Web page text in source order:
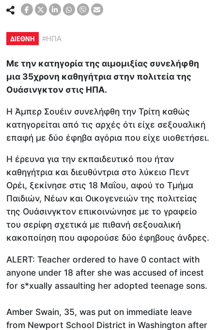
ΔΙΕΘΝΗ #ΗΠΑ
Με την κατηγορία της αιμομιξίας συνελήφθη
μια 35χρονη καθηγήτρια στην πολιτεία της
Ουάσινγκτον στις ΗΠΑ.
Η Άμπερ Σουέιν συνελήφθη την Τρίτη καθώς
κατηγορείται από τις αρχές ότι είχε σεξουαλική
επαφή με δύο έφηβα αγόρια που είχε υιοθετήσει.
Η έρευνα για την εκπαιδευτικό που ήταν
καθηγήτρια και διευθύντρια στο λύκειο Πεντ
Ορέι, ξεκίνησε στις 18 Μαΐου, αφού το Τμήμα
Παιδιών, Νέων και Οικογενειών της πολιτείας
της Ουάσινγκτον επικοινώνησε με το γραφείο
του σερίφη σχετικά με πιθανή σεξουαλική
κακοποίηση που αφορούσε δύο έφηβους άνδρες.
ALERT: Teacher ordered to have 0 contact with
anyone under 18 after she was accused of incest
for s*xually assaulting her adopted teenage sons.
Amber Swain, 35, was put on immediate leave
from Newport School District in Washington after